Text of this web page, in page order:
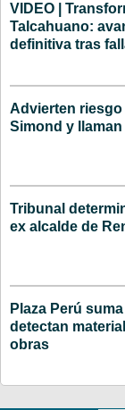
VIDEO |
Talcahuano:
definitiva tras
Advierten riesgo
Simond y
Tribunal
ex alcalde de
Plaza Perú
detectan
obras